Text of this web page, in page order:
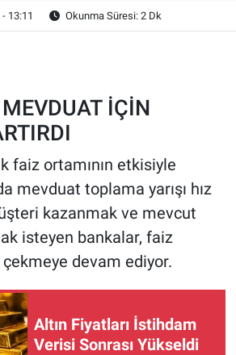
13:11 Okunma Süresi: 2 Dk
İÇİN
faiz ortamının etkisiyle
mevduat toplama yarışı hız
kazanmak ve mevcut
isteyen bankalar, faiz
çekmeye devam ediyor.
Altın Fiyatları İstihdam
Verisi Sonrası Yükseldi